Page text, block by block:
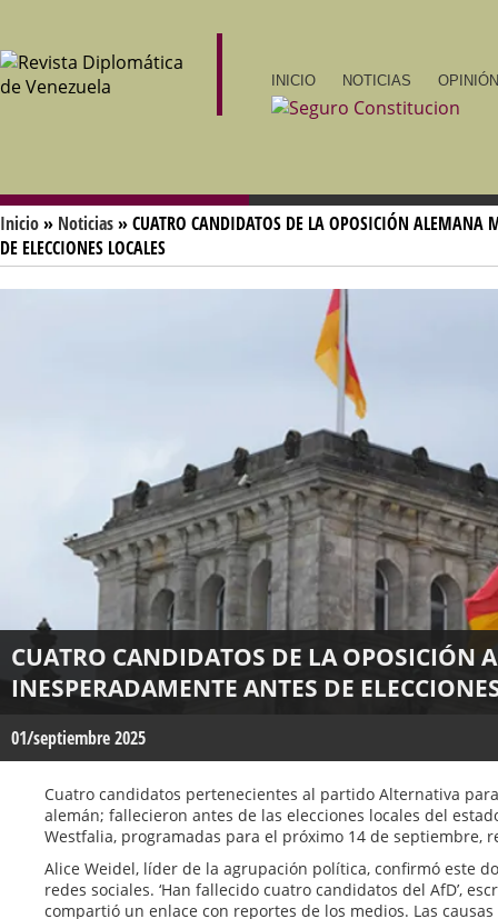
INICIO NOTICIAS
Inicio» Noticias» CUATRO CANDIDATOS DE LA OPOSICIÓN ALEMANA
DE ELECCIONES LOCALES
CUATRO CANDIDATOS DE LA OPOSICIÓN
INESPERADAMENTE ANTES DE
01/septiembre 2025
Cuatro candidatos pertenecientes al partido Alternativa
alemán; fallecieron antes de las elecciones locales del
Westfalia, programadas para el próximo 14 de septiembre,
Alice Weidel, líder de la agrupación política, confirmó este
redes sociales. ‘Han fallecido cuatro candidatos del AfD’,
compartió un enlace con reportes de los medios. Las